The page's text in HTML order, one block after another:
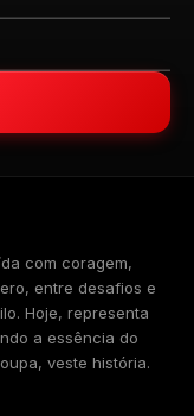
com coragem,
entre desafios e
Hoje, representa
a essência do
veste história.